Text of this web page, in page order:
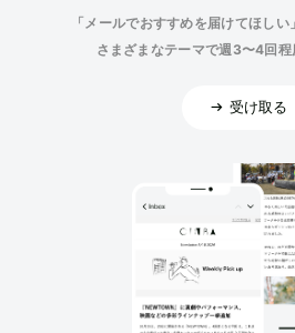
「メールでおすすめを届けてほしい
さまざまなテーマで週3〜4回程
受け取る